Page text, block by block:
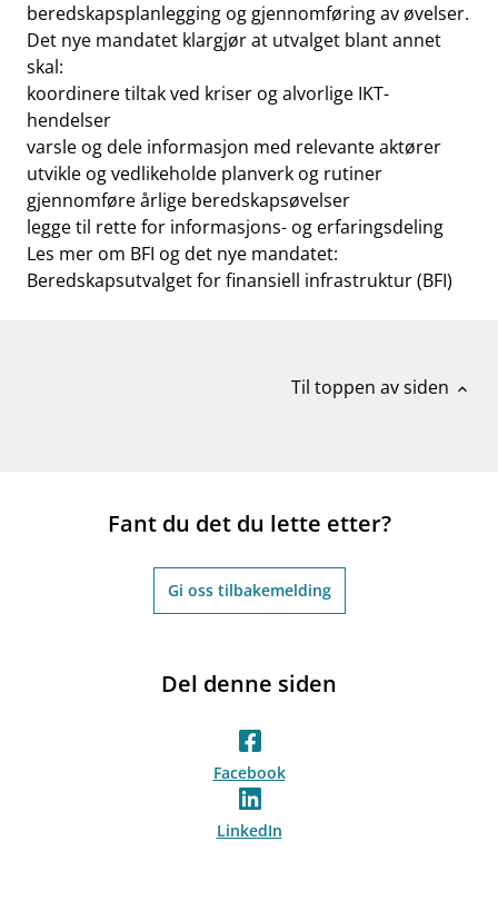
beredskapsplanlegging og gjennomføring av øvelser.
Det nye mandatet klargjør at utvalget blant annet
skal:
koordinere tiltak ved kriser og alvorlige IKT-
hendelser
varsle og dele informasjon med relevante aktører
utvikle og vedlikeholde planverk og rutiner
gjennomføre årlige beredskapsøvelser
legge til rette for informasjons- og erfaringsdeling
Les mer om BFI og det nye mandatet:
Beredskapsutvalget for finansiell infrastruktur (BFI)
Til toppen av siden expand_less
Fant du det du lette etter?
Gi oss tilbakemelding
Del denne siden
Facebook
LinkedIn